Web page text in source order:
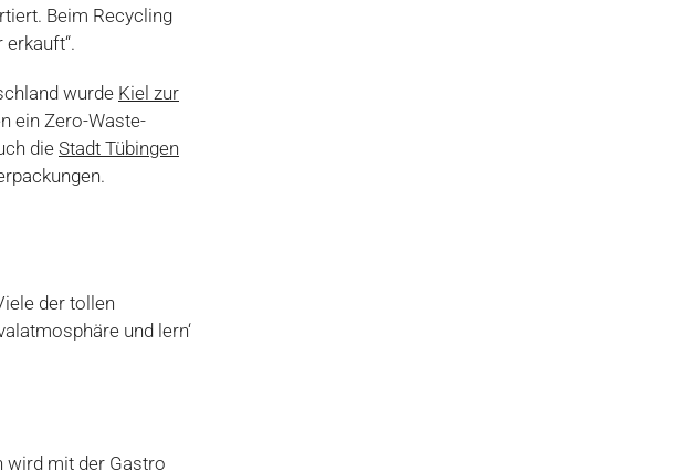
Beim Recycling
wurde Kiel zur
ein Zero-Waste-
die Stadt Tübingen
der tollen
und lern‘
wird mit der Gastro